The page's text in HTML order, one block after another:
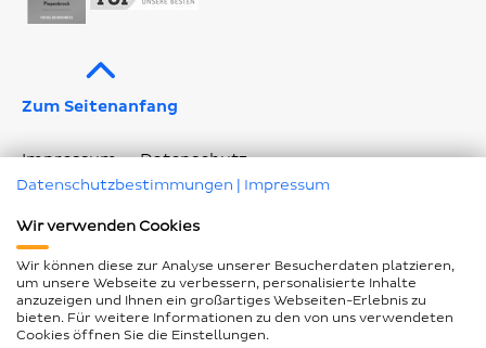
Zum Seitenanfang
Impressum
Datenschutz
Geschlechtergerechte Sprache
Barrierefreiheitserklärung
Cookie Einstellungen ändern
Datenschutzbestimmungen | Impressum
Wir verwenden Cookies
Wir können diese zur Analyse unserer Besucherdaten platzieren,
um unsere Webseite zu verbessern, personalisierte Inhalte
anzuzeigen und Ihnen ein großartiges Webseiten-Erlebnis zu
bieten. Für weitere Informationen zu den von uns verwendeten
Cookies öffnen Sie die Einstellungen.